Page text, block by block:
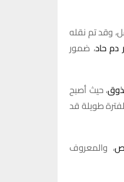
وقد تم نقله
دم حاد، ضمور
، حيث أصبح
طويلة قد
، والمعروف